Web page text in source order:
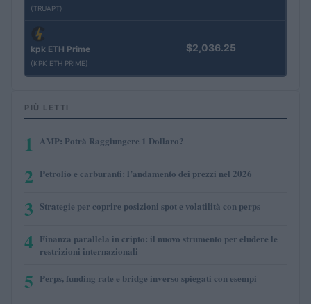
(TRUAPT)
kpk ETH Prime
(KPK ETH PRIME)
$2,036.25
PIÙ LETTI
1 AMP: Potrà Raggiungere 1 Dollaro?
2 Petrolio e carburanti: l’andamento dei prezzi nel 2026
3 Strategie per coprire posizioni spot e volatilità con perps
4 Finanza parallela in cripto: il nuovo strumento per eludere le
restrizioni internazionali
5 Perps, funding rate e bridge inverso spiegati con esempi